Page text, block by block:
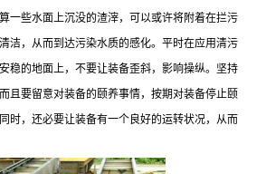
一些水面上沉没的渣滓，可以或许将附着在拦污
洁，从而到达污染水质的感化。平时在应用清污
稳的地面上，不要让装备歪斜，影响操纵。坚持
且要留意对装备的颐养事情，按期对装备停止颐
时，还必要让装备有一个良好的运转状况，从而